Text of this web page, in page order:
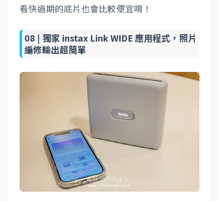
07 |instax WIDE 拍立得底片，一張大概多
大家最常問的是：「instax WIDE 拍立得底
片，一張大概多少錢？」基本上一張大約